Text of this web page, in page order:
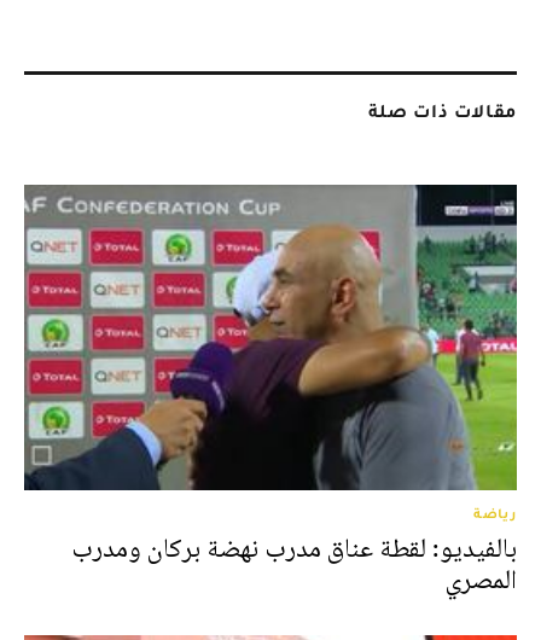
مقالات ذات صلة
رياضة
بالفيديو: لقطة عناق مدرب نهضة بركان ومدرب
المصري